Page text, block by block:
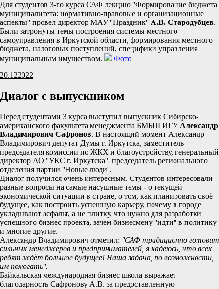
Для студентов 3-го курса САФ лекцию ''Формирование бюджета
муниципалитета: нормативно-правовые и организационные
аспекты'' провел директор МАУ ''Праздник'' А.В. Стародубцев.
Были затронуты темы построения системы местного
самоуправления в Иркутской области, формирования местного
бюджета, налоговых поступлений, специфики управления
муниципальным имуществом.
Фото
20.122022
Диалог с выпускником
Перед студентами 3 курса выступил выпускник Сибирско-
американского факультета менеджмента БМБШ ИГУ Александр
Владимирович Сафронов. В настоящий момент Александр
Владимирович депутат Думы г. Иркутска, заместитель
председателя комиссии по ЖКХ и благоустройству, генеральный
директор АО ''УКС г. Иркутска'', председатель регионального
отделения партии ''Новые люди''.
Диалог получился очень интересным. Студентов интересовали
разные вопросы на самые насущные темы - о текущей
экономической ситуации в стране, о том, как планировать своё
будущее, как построить успешную карьеру, почему в городе
укладывают асфальт, а не плитку, что нужно для разработки
успешного бизнес проекта, зачем бизнесмену ''идти'' в политику
и многие другие.
Александр Владимирович отметил: ''САФ традиционно готовит
сильных менеджеров и предпринимателей, я надеюсь, что всех
ребят ждёт большое будущее! Наша задача, по возможности,
им помогать''.
Байкальская международная бизнес школа выражает
благодарность Сафронову А.В. за предоставленную